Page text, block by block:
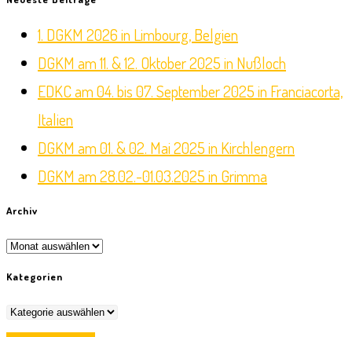
search
1. DGKM 2026 in Limbourg, Belgien
DGKM am 11. & 12. Oktober 2025 in Nußloch
EDKC am 04. bis 07. September 2025 in Franciacorta,
Italien
DGKM am 01. & 02. Mai 2025 in Kirchlengern
DGKM am 28.02.-01.03.2025 in Grimma
Archiv
Archiv
Kategorien
Kategorien